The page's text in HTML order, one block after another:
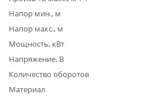
Напор мин., м
Напор макс., м
Мощность, кВт
Напряжение, В
Количество оборотов
Материал